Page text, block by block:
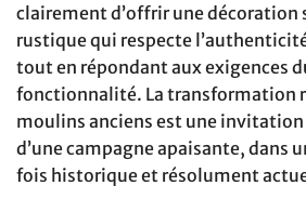
clairement d’offrir une décoration
rustique qui respecte
tout en répondant aux exigences
fonctionnalité. La transformation
moulins anciens est une
d’une campagne apaisante, dans
fois historique et résolument